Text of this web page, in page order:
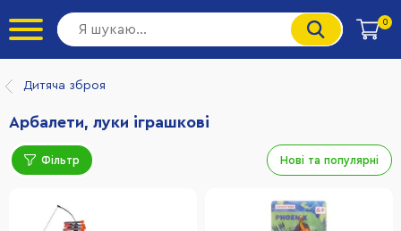
0
Дитяча зброя
Арбалети, луки іграшкові
Фільтр Нові та популярні